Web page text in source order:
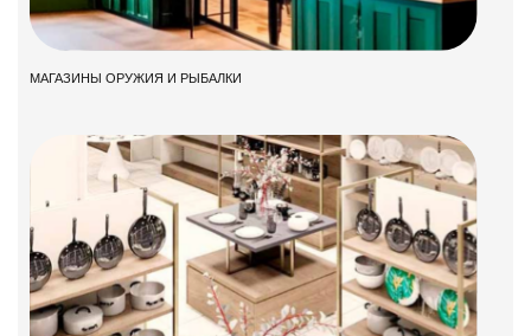
МАГАЗИНЫ ОРУЖИЯ И РЫБАЛКИ